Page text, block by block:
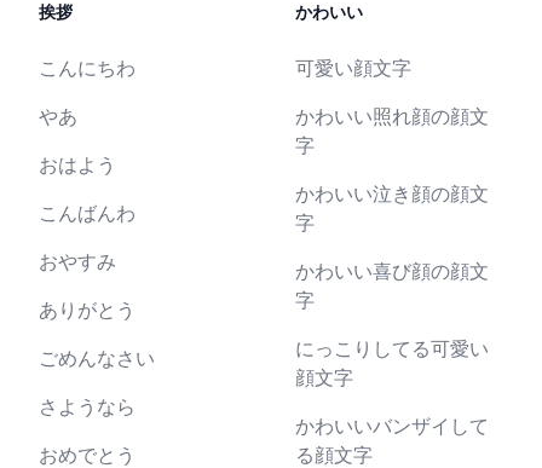
挨拶
こんにちわ
やあ
おはよう
こんばんわ
おやすみ
ありがとう
ごめんなさい
さようなら
おめでとう
かわいい
可愛い顔文字
かわいい照れ顔の顔文
字
かわいい泣き顔の顔文
字
かわいい喜び顔の顔文
字
にっこりしてる可愛い
顔文字
かわいいバンザイして
る顔文字